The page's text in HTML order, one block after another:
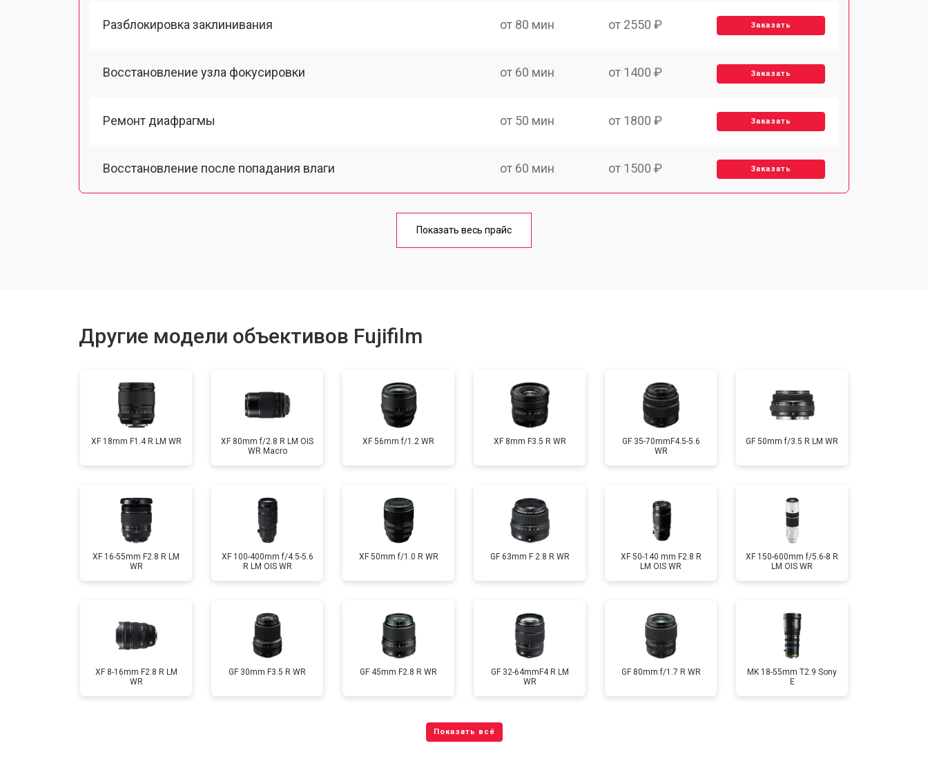
Разблокировка заклинивания от 80 мин от 2550 ₽ Заказать
Восстановление узла фокусировки от 60 мин от 1400 ₽ Заказать
Ремонт диафрагмы от 50 мин от 1800 ₽ Заказать
Восстановление после попадания влаги от 60 мин от 1500 ₽ Заказать
от 50 мин
Показать весь прайс
Другие модели объективов Fujifilm
XF 18mm F1.4 R LM WR
XF 80mm f/2.8 R LM OIS
WR Macro
XF 56mm f/1.2 WR XF 8mm F3.5 R WR
GF 35-70mmF4.5-5.6
WR
GF 50mm f/3.5 R LM WR
XF 16-55mm F2.8 R LM
WR
XF 100-400mm f/4.5-5.6
R LM OIS WR
XF 50mm f/1.0 R WR GF 63mm F 2.8 R WR
XF 50-140 mm F2.8 R
LM OIS WR
XF 150-600mm f/5.6-8 R
LM OIS WR
XF 8-16mm F2.8 R LM
WR
GF 30mm F3.5 R WR GF 45mm F2.8 R WR
GF 32-64mmF4 R LM
WR
GF 80mm f/1.7 R WR
MK 18-55mm T2.9 Sony
E